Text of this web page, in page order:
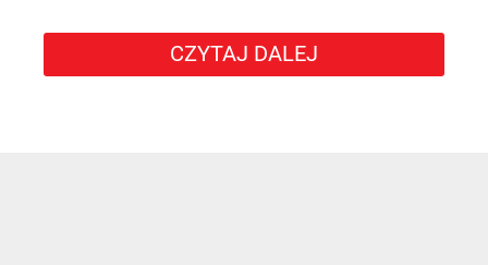
CZYTAJ DALEJ